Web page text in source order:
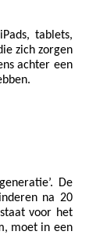
tablets,
zich zorgen
achter een
De
na 20
voor het
moet in een